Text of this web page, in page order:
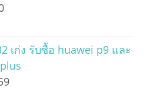
เก่ง รับซื้อ huawei p9 และ